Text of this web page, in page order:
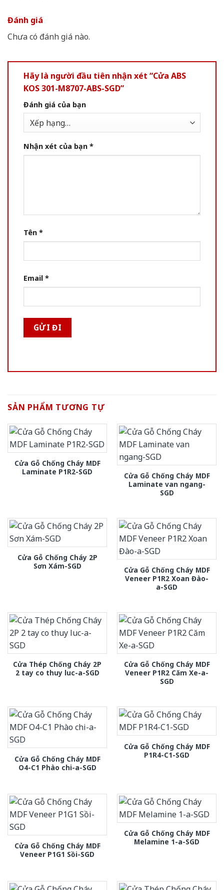
Đánh giá
Chưa có đánh giá nào.
Hãy là người đầu tiên nhận xét “Cửa ABS
KOS 301-M8707-ABS-SGD”
Đánh giá của bạn
Nhận xét của bạn *
Tên *
Email *
SẢN PHẨM TƯƠNG TỰ
Cửa Gỗ Chống Cháy MDF
Laminate P1R2-SGD
Cửa Gỗ Chống Cháy MDF
Laminate van ngang-
SGD
Cửa Gỗ Chống Cháy 2P
Sơn Xám-SGD
Cửa Gỗ Chống Cháy MDF
Veneer P1R2 Xoan Đào-
a-SGD
Cửa Thép Chống Cháy 2P
2 tay co thuy luc-a-SGD
Cửa Gỗ Chống Cháy MDF
Veneer P1R2 Căm Xe-a-
SGD
Cửa Gỗ Chống Cháy MDF
O4-C1 Phào chi-a-SGD
Cửa Gỗ Chống Cháy MDF
P1R4-C1-SGD
Cửa Gỗ Chống Cháy MDF
Veneer P1G1 Sồi-SGD
Cửa Gỗ Chống Cháy MDF
Melamine 1-a-SGD